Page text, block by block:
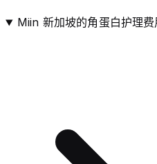
Miin 新加坡的角蛋白护理费